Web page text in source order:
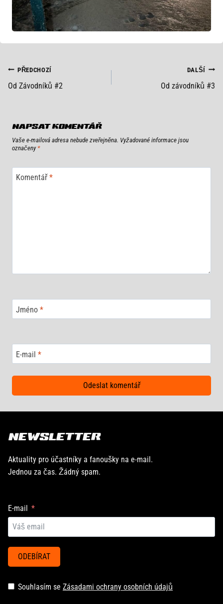
NAVIGACE
PRO
PŘEDCHOZÍ
Od Závodníků #2
DALŠÍ
Od závodníků #3
NAPSAT KOMENTÁŘ
Vaše e-mailová adresa nebude zveřejněna. Vyžadované informace jsou
označeny *
Komentář*
Jméno *
E-mail *
NEWSLETTER
Aktuality pro účastníky a fanoušky na e-mail.
Jednou za čas. Žádný spam.
E-mail
ODEBÍRAT
Souhlasím se Zásadami ochrany osobních údajů